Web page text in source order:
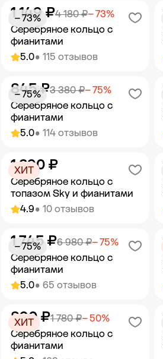
Добавить в корзину
5.0• 115 отзывов
Серебряное кольцо с
фианитами
4 180 ₽− 73%
1 149 ₽
− 73%
Добавить в корзину
5.0• 114 отзывов
Серебряное кольцо с
фианитами
3 380 ₽− 75%
845 ₽
− 75%
Добавить в корзину
4.9• 10 отзывов
Серебряное кольцо с
топазом Sky и фианитами
1 390 ₽
ХИТ
Добавить в корзину
5.0• 65 отзывов
Серебряное кольцо с
фианитами
6 980 ₽− 75%
1 745 ₽
− 75%
Добавить в корзину
Серебряное кольцо с
фианитами
1 780 ₽− 50%
890 ₽
ХИТ